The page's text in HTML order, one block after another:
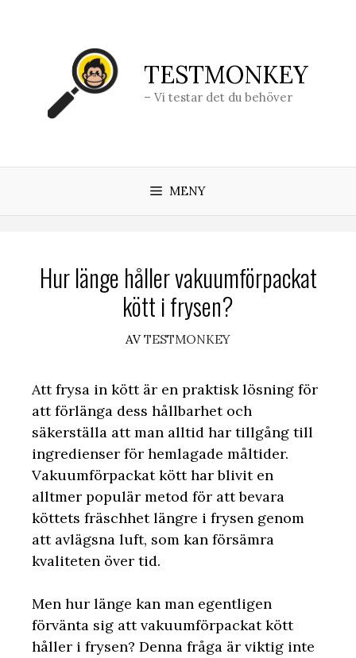
TESTMONKEY
– Vi testar det du behöver
MENY
Hur länge håller vakuumförpackat
kött i frysen?
AVTESTMONKEY
Att frysa in kött är en praktisk lösning för
att förlänga dess hållbarhet och
säkerställa att man alltid har tillgång till
ingredienser för hemlagade måltider.
Vakuumförpackat kött har blivit en
alltmer populär metod för att bevara
köttets fräschhet längre i frysen genom
att avlägsna luft, som kan försämra
kvaliteten över tid.
Men hur länge kan man egentligen
förvänta sig att vakuumförpackat kött
håller i frysen? Denna fråga är viktig inte